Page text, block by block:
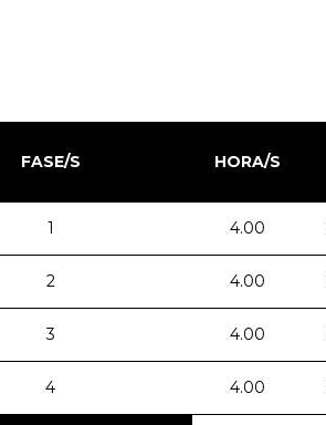
FASE/S HORA/S
1 4.00
2 4.00
3 4.00
4 4.00